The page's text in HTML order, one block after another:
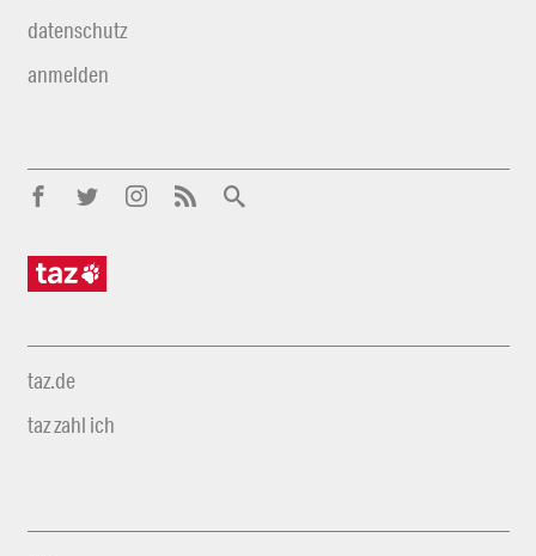
datenschutz
anmelden
taz.de
taz zahl ich